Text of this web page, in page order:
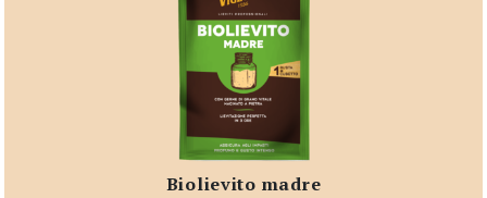
biolievito madre